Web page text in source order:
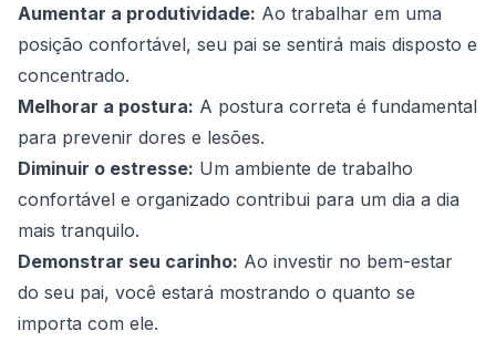
Aumentar a produtividade: Ao trabalhar em uma
posição confortável, seu pai se sentirá mais disposto e
concentrado.
Melhorar a postura: A postura correta é fundamental
para prevenir dores e lesões.
Diminuir o estresse: Um ambiente de trabalho
confortável e organizado contribui para um dia a dia
mais tranquilo.
Demonstrar seu carinho: Ao investir no bem-estar
do seu pai, você estará mostrando o quanto se
importa com ele.